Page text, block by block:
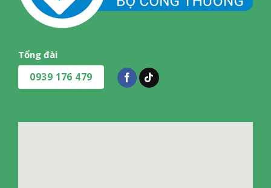
Tổng đài
0939 176 479